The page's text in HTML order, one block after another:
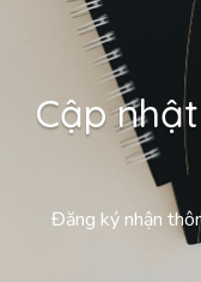
Cập
Đăng ký nhận